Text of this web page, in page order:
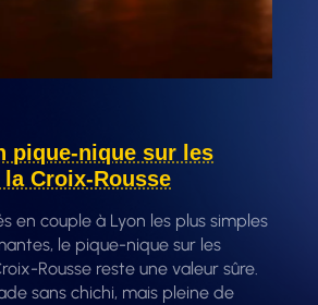
pique-nique sur les
la Croix-Rousse
en couple à Lyon les plus simples
le pique-nique sur les
Rousse reste une valeur sûre.
sans chichi, mais pleine de